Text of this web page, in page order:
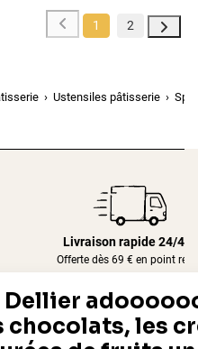
1 2
Ustensiles pâtisserie
Livraison rapide 24/48h
Offerte dès 69 € en point